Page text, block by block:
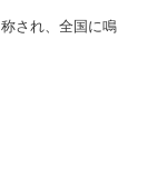
され、全国に鳴